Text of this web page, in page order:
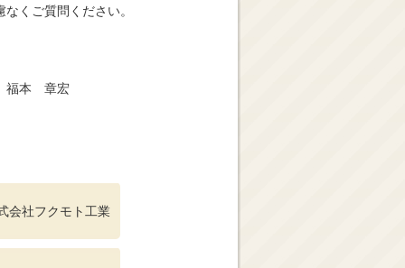
くご質問ください。
福本 章宏
会社フクモト工業